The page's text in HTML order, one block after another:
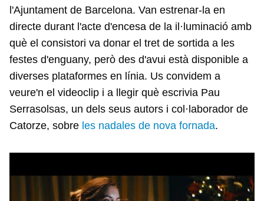
l'Ajuntament de Barcelona. Van estrenar-la en
directe durant l'acte d'encesa de la il·luminació amb
què el consistori va donar el tret de sortida a les
festes d'enguany, però des d'avui està disponible a
diverses plataformes en línia. Us convidem a
veure'n el videoclip i a llegir què escrivia Pau
Serrasolsas, un dels seus autors i col·laborador de
Catorze, sobre les nadales de nova fornada.